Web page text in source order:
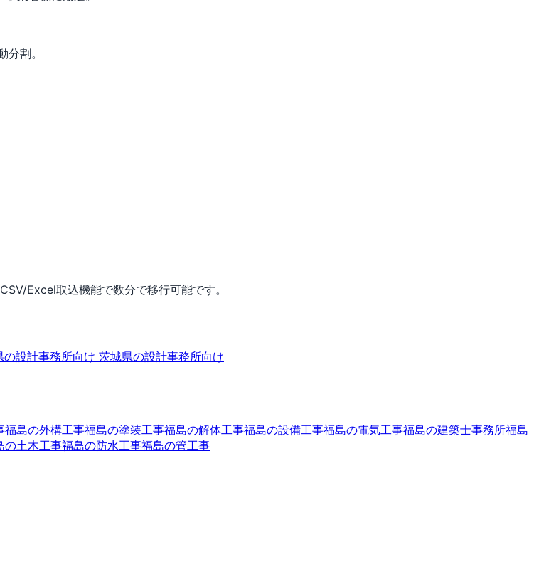
割。
Excel取込機能で数分で移行可能です。
の設計事務所向け 茨城県の設計事務所向け
福島の外構工事福島の塗装工事福島の解体工事福島の設備工事福島の電気工事福島の建築士事務所福島
の土木工事福島の防水工事福島の管工事